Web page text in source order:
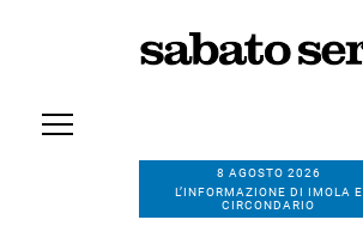
8 AGOSTO 2026
L’INFORMAZIONE DI IMOLA E
CIRCONDARIO